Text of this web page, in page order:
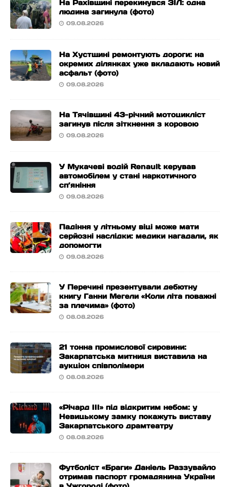
На Рахівщині перекинувся ЗІЛ: одна
людина загинула (фото)
09.08.2026
На Хустщині ремонтують дороги: на
окремих ділянках уже вкладають новий
асфальт (фото)
09.08.2026
На Тячівщині 43-річний мотоцикліст
загинув після зіткнення з коровою
09.08.2026
У Мукачеві водій Renault керував
автомобілем у стані наркотичного
сп’яніння
09.08.2026
Падіння у літньому віці може мати
серйозні наслідки: медики нагадали, як
допомогти
09.08.2026
У Перечині презентували дебютну
книгу Ганни Мегели «Коли літа поважні
за плечима» (фото)
08.08.2026
21 тонна промислової сировини:
Закарпатська митниця виставила на
аукціон співполімери
08.08.2026
«Річард ІІІ» під відкритим небом: у
Невицькому замку покажуть виставу
Закарпатського драмтеатру
08.08.2026
Футболіст «Браги» Даніель Раззувайло
отримав паспорт громадянина України